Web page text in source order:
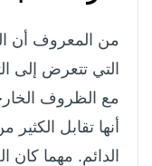
من المعروف أن
التي تتعرض إلى
مع الظروف
أنها تقابل
الدائم. مهما كان